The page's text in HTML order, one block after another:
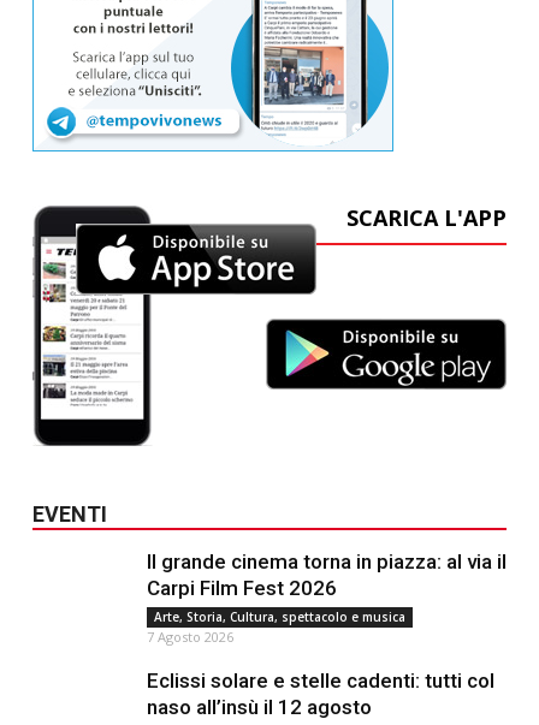
SCARICA L'APP
EVENTI
Il grande cinema torna in piazza: al via il
Carpi Film Fest 2026
Arte, Storia, Cultura, spettacolo e musica
7 Agosto 2026
Eclissi solare e stelle cadenti: tutti col
naso all’insù il 12 agosto